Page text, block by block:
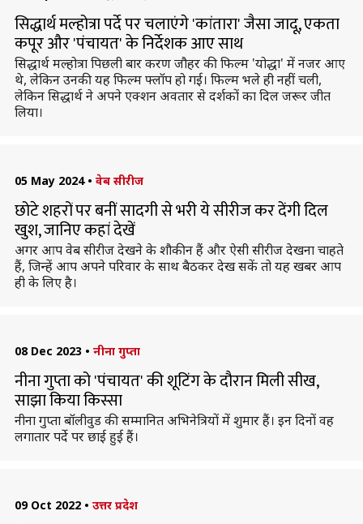
सिद्धार्थ मल्होत्रा पर्दे पर चलाएंगे 'कांतारा' जैसा जादू, एकता
कपूर और 'पंचायत' के निर्देशक आए साथ
सिद्धार्थ मल्होत्रा पिछली बार करण जौहर की फिल्म 'योद्धा' में नजर आए
थे, लेकिन उनकी यह फिल्म फ्लॉप हो गई। फिल्म भले ही नहीं चली,
लेकिन सिद्धार्थ ने अपने एक्शन अवतार से दर्शकों का दिल जरूर जीत
लिया।
05 May 2024 • वेब सीरीज
छोटे शहरों पर बनीं सादगी से भरी ये सीरीज कर देंगी दिल
खुश, जानिए कहां देखें
अगर आप वेब सीरीज देखने के शौकीन हैं और ऐसी सीरीज देखना चाहते
हैं, जिन्हें आप अपने परिवार के साथ बैठकर देख सकें तो यह खबर आप
ही के लिए है।
08 Dec 2023 • नीना गुप्ता
नीना गुप्ता को 'पंचायत' की शूटिंग के दौरान मिली सीख,
साझा किया किस्सा
नीना गुप्ता बॉलीवुड की सम्मानित अभिनेत्रियों में शुमार हैं। इन दिनों वह
लगातार पर्दे पर छाई हुई हैं।
09 Oct 2022 • उत्तर प्रदेश